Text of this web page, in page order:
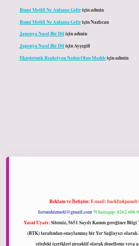
Rumi Motifi Ne Anlama Geliriçinadmin
Rumi Motifi Ne Anlama GeliriçinNazlıcan
Japonya Nasıl Bir Diliçinadmin
Japonya Nasıl Bir DiliçinAyşegül
Ekzotermik Reaksiyon Neden Olan Maddeiçinadmin
Reklam ve İletişim:E-mail:
forumhizmeti@gmail.comWhatsapp: 0262 606
Yasal Uyarı:Sitemiz, 5651 Sayılı Kanun gereğince
(BTK) tarafından onaylanmış bir Yer Sağlayıcı
sitedeki içerikleri proaktif olarak denetleme veya